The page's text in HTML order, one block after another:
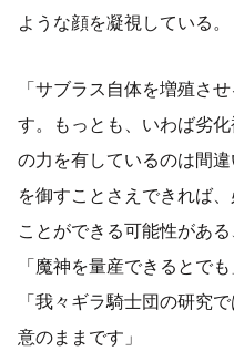
ような顔を凝視している。
「サブラス自体を増殖さ
す。もっとも、いわば劣
の力を有しているのは間
を御すことさえできれば
ことができる可能性がある
「魔神を量産できるとでも
「我々ギラ騎士団の研究
意のままです」